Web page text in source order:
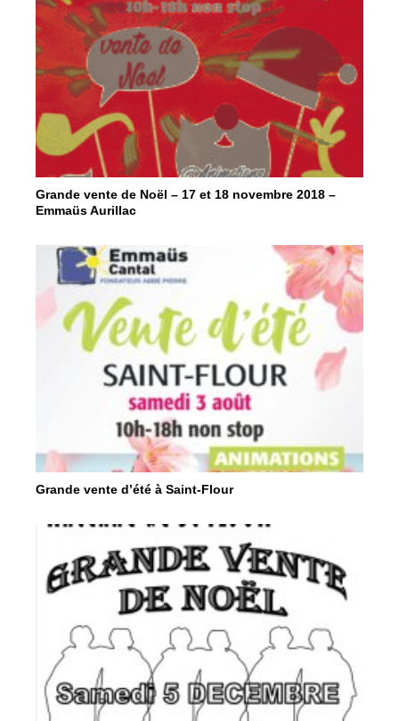
Grande vente de Noël – 17 et 18 novembre 2018 –
Emmaüs Aurillac
Grande vente d’été à Saint-Flour